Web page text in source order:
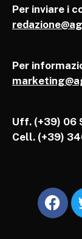
Per inviare i
Per
Uff. (+39) 06
Cell. (+39)